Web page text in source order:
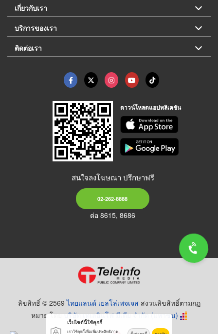
เกี่ยวกับเรา
บริการของเรา
ติดต่อเรา
ดาวน์โหลดแอปพลิเคชัน
สนใจลงโฆษณา ปรึกษาฟรี
02-262-8888
ต่อ 8615, 8686
ลิขสิทธิ์ © 2569ไทยแลนด์ เยลโล่เพจเจส สงวนลิขสิทธิ์ตามกฏ
หมาย โดยบริษัท เทเลอินโฟ มีเดีย จำกัด (มหาชน)
เว็บไซต์นี้ใช้คุกกี้
เราใช้คุกกี้เพื่อเพิ่มประสิทธิภาพ